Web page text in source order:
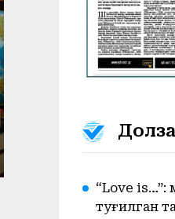
“Love is…”:
туғилган